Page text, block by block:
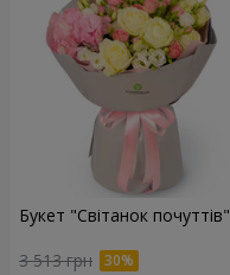
Букет "Світанок почуттів"
3 513 грн